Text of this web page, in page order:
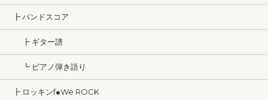
┣ バンドスコア
┣ ギター譜
┗ ピアノ弾き語り
┣ ロッキンf●We ROCK